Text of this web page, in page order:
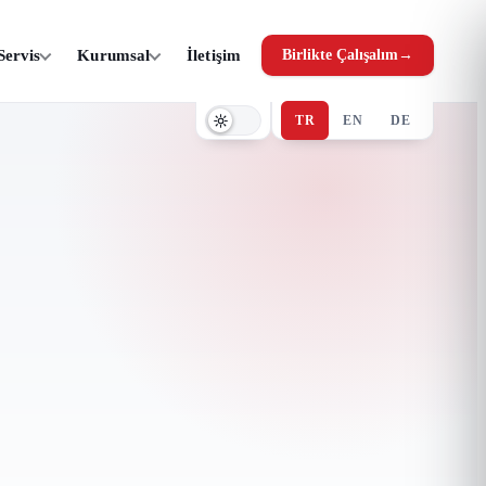
Kurumsal İletişim Birlikte Çalışalım→
TR EN DE